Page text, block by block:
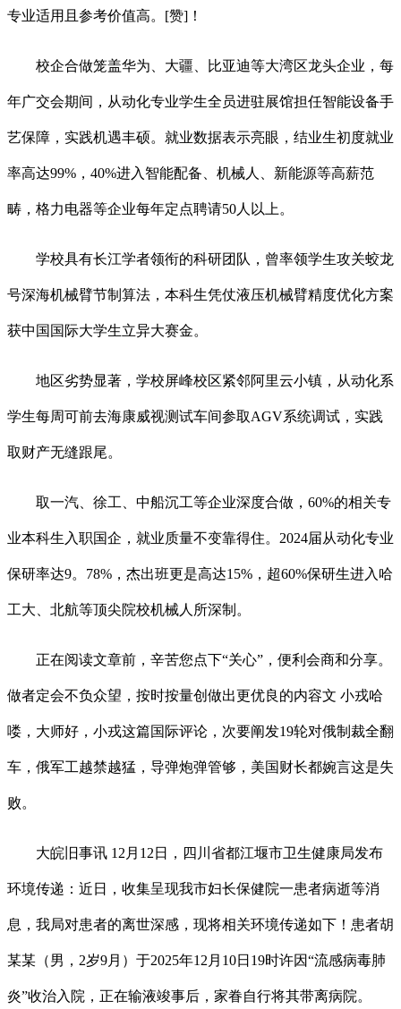
专业适用且参考价值高。[赞]！
校企合做笼盖华为、大疆、比亚迪等大湾区龙头企业，每
年广交会期间，从动化专业学生全员进驻展馆担任智能设备手
艺保障，实践机遇丰硕。就业数据表示亮眼，结业生初度就业
率高达99%，40%进入智能配备、机械人、新能源等高薪范
畴，格力电器等企业每年定点聘请50人以上。
学校具有长江学者领衔的科研团队，曾率领学生攻关蛟龙
号深海机械臂节制算法，本科生凭仗液压机械臂精度优化方案
获中国国际大学生立异大赛金。
地区劣势显著，学校屏峰校区紧邻阿里云小镇，从动化系
学生每周可前去海康威视测试车间参取AGV系统调试，实践
取财产无缝跟尾。
取一汽、徐工、中船沉工等企业深度合做，60%的相关专
业本科生入职国企，就业质量不变靠得住。2024届从动化专业
保研率达9。78%，杰出班更是高达15%，超60%保研生进入哈
工大、北航等顶尖院校机械人所深制。
正在阅读文章前，辛苦您点下“关心”，便利会商和分享。
做者定会不负众望，按时按量创做出更优良的内容文 小戎哈
喽，大师好，小戎这篇国际评论，次要阐发19轮对俄制裁全翻
车，俄军工越禁越猛，导弹炮弹管够，美国财长都婉言这是失
败。
大皖旧事讯 12月12日，四川省都江堰市卫生健康局发布
环境传递：近日，收集呈现我市妇长保健院一患者病逝等消
息，我局对患者的离世深感，现将相关环境传递如下！患者胡
某某（男，2岁9月）于2025年12月10日19时许因“流感病毒肺
炎”收治入院，正在输液竣事后，家眷自行将其带离病院。